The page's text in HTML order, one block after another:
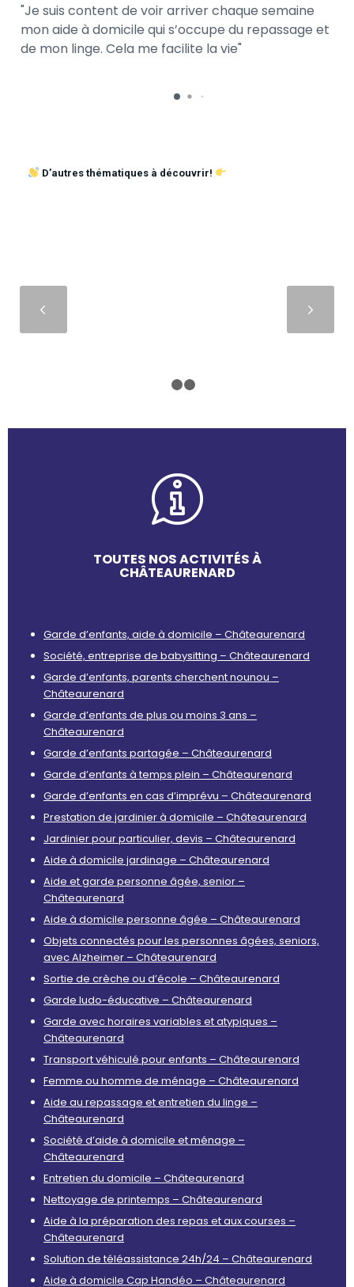
Je suis content de voir arriver chaque semaine
mon aide à domicile qui s’occupe du repassage et
de mon linge. Cela me facilite la vie
D’autres thématiques à découvrir!
TOUTES NOS ACTIVITÉS À
CHÂTEAURENARD
Garde d’enfants, aide à domicile – Châteaurenard
Société, entreprise de babysitting – Châteaurenard
Garde d’enfants, parents cherchent nounou –
Châteaurenard
Garde d’enfants de plus ou moins 3 ans –
Châteaurenard
Garde d’enfants partagée – Châteaurenard
Garde d’enfants à temps plein – Châteaurenard
Garde d’enfants en cas d’imprévu – Châteaurenard
Prestation de jardinier à domicile – Châteaurenard
Jardinier pour particulier, devis – Châteaurenard
Aide à domicile jardinage – Châteaurenard
Aide et garde personne âgée, senior –
Châteaurenard
Aide à domicile personne âgée – Châteaurenard
Objets connectés pour les personnes âgées, seniors,
avec Alzheimer – Châteaurenard
Sortie de crèche ou d’école – Châteaurenard
Garde ludo-éducative – Châteaurenard
Garde avec horaires variables et atypiques –
Châteaurenard
Transport véhiculé pour enfants – Châteaurenard
Femme ou homme de ménage – Châteaurenard
Aide au repassage et entretien du linge –
Châteaurenard
Société d’aide à domicile et ménage –
Châteaurenard
Entretien du domicile – Châteaurenard
Nettoyage de printemps – Châteaurenard
Aide à la préparation des repas et aux courses –
Châteaurenard
Solution de téléassistance 24h/24 – Châteaurenard
Aide à domicile Cap Handéo – Châteaurenard